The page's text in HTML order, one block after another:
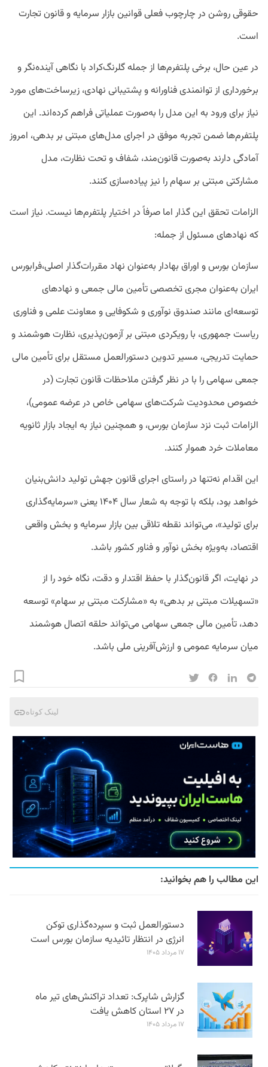
حقوقی روشن در چارچوب فعلی قوانین بازار سرمایه و قانون تجارت
است.
در عین حال، برخی پلتفرم‌ها از جمله گلرنگ‌کراد با نگاهی آینده‌نگر و
برخورداری از توانمندی فناورانه و پشتیبانی نهادی، زیرساخت‌های مورد
نیاز برای ورود به این مدل را به‌صورت عملیاتی فراهم کرده‌اند. این
پلتفرم‌ها ضمن تجربه موفق در اجرای مدل‌های مبتنی بر بدهی، امروز
آمادگی دارند به‌صورت قانون‌مند، شفاف و تحت نظارت، مدل
مشارکتی مبتنی بر سهام را نیز پیاده‌سازی کنند.
الزامات تحقق این گذار اما صرفاً در اختیار پلتفرم‌ها نیست. نیاز است
که نهادهای مسئول از جمله:
سازمان بورس و اوراق بهادار به‌عنوان نهاد مقررات‌گذار اصلی،فرابورس
ایران به‌عنوان مجری تخصصی تأمین مالی جمعی و نهادهای
توسعه‌ای مانند صندوق نوآوری و شکوفایی و معاونت علمی و فناوری
ریاست جمهوری، با رویکردی مبتنی بر آزمون‌پذیری، نظارت هوشمند و
حمایت تدریجی، مسیر تدوین دستورالعمل مستقل برای تأمین مالی
جمعی سهامی را با در نظر گرفتن ملاحظات قانون تجارت (در
خصوص محدودیت شرکت‌های سهامی خاص در عرضه عمومی)،
الزامات ثبت نزد سازمان بورس، و همچنین نیاز به ایجاد بازار ثانویه
معاملات خرد هموار کنند.
این اقدام نه‌تنها در راستای اجرای قانون جهش تولید دانش‌بنیان
خواهد بود، بلکه با توجه به شعار سال ۱۴۰۴ یعنی «سرمایه‌گذاری
برای تولید»، می‌تواند نقطه تلاقی بین بازار سرمایه و بخش واقعی
اقتصاد، به‌ویژه بخش نوآور و فناور کشور باشد.
در نهایت، اگر قانون‌گذار با حفظ اقتدار و دقت، نگاه خود را از
«تسهیلات مبتنی بر بدهی» به «مشارکت مبتنی بر سهام» توسعه
دهد، تأمین مالی جمعی سهامی می‌تواند حلقه اتصال هوشمند
میان سرمایه عمومی و ارزش‌آفرینی ملی باشد.
لینک کوتاه
این مطالب را هم بخوانید:
دستورالعمل ثبت و سپرده‌گذاری توکن
انرژی در انتظار تائیدیه سازمان بورس است
۱۷ مرداد ۱۴۰۵
گزارش شاپرک: تعداد تراکنش‌های تیر ماه
در ۲۷ استان‌ کاهش یافت
۱۷ مرداد ۱۴۰۵